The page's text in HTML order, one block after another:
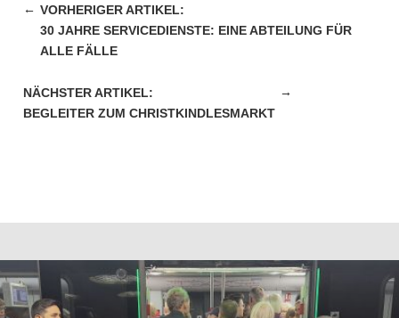
←
30 JAHRE SERVICEDIENSTE: EINE ABTEILUNG FÜR
ALLE FÄLLE
BEGLEITER ZUM CHRISTKINDLESMARKT
→